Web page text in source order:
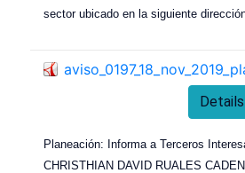
sector ubicado en la siguiente
Details
Planeación: Informa a Terceros
CHRISTHIAN DAVID RUALES